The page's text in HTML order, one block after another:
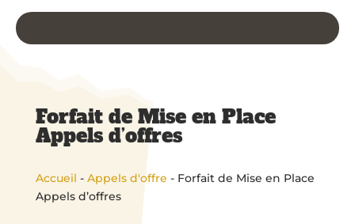
Forfait de Mise en Place
Appels d’offres
Accueil - Appels d'offre - Forfait de Mise en Place
Appels d’offres